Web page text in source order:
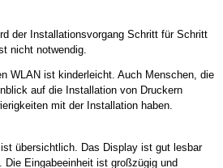
der Installationsvorgang Schritt für Schritt
nicht notwendig.
WLAN ist kinderleicht. Auch Menschen, die
auf die Installation von Druckern
mit der Installation haben.
übersichtlich. Das Display ist gut lesbar
Die Eingabeeinheit ist großzügig und